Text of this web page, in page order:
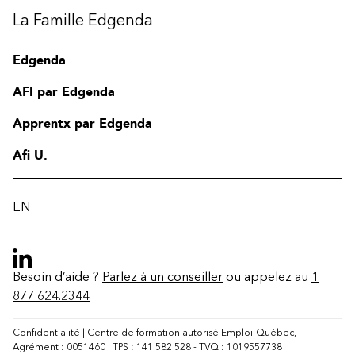
La Famille Edgenda
Edgenda
AFI par Edgenda
Apprentx par Edgenda
Afi U.
EN
Besoin d’aide ? Parlez à un conseiller ou appelez au 1
877 624.2344
Confidentialité | Centre de formation autorisé Emploi-Québec,
Agrément : 0051460 | TPS : 141 582 528 - TVQ : 1019557738